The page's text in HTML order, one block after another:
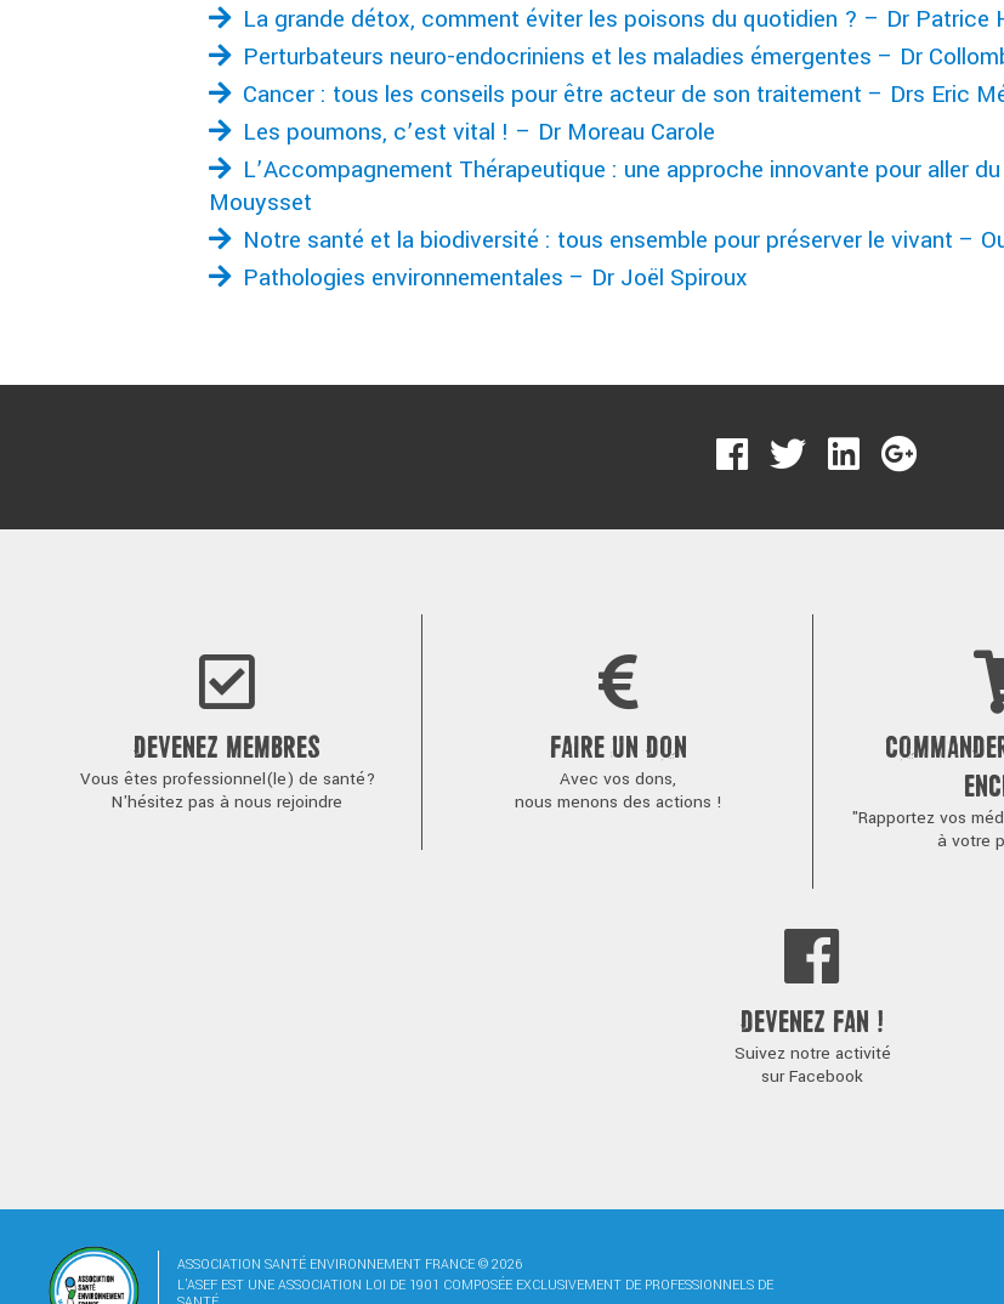
La grande détox, comment éviter les poisons du quotidien ? – Dr Patrice
Perturbateurs neuro-endocriniens et les maladies émergentes – Dr
Cancer : tous les conseils pour être acteur de son traitement – Drs Eric
Les poumons, c’est vital ! – Dr Moreau Carole
L’Accompagnement Thérapeutique : une approche innovante pour aller
Mouysset
Notre santé et la biodiversité : tous ensemble pour préserver le vivant –
Pathologies environnementales – Dr Joël Spiroux
DEVENEZ MEMBRES
Vous êtes professionnel(le) de santé?
N'hésitez pas à nous rejoindre
FAIRE UN DON
Avec vos dons,
nous menons des actions !
"Rapportez vos
à votre
DEVENEZ FAN !
Suivez notre activité
sur Facebook
ASSOCIATION SANTÉ ENVIRONNEMENT FRANCE © 2026
L'ASEF EST UNE ASSOCIATION LOI DE 1901 COMPOSÉE EXCLUSIVEMENT DE PROFESSIONNELS DE